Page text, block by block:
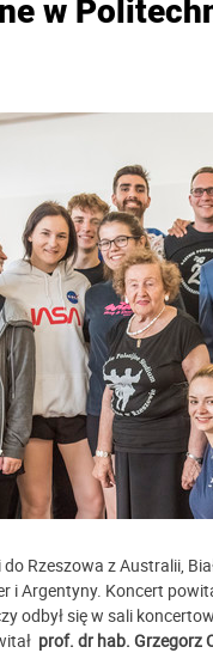
w
Rzeszowa z Australii,
i Argentyny. Koncert
odbył się w sali
prof. dr hab. Grzegorz